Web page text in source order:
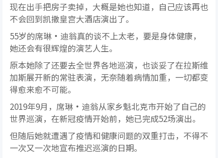
现在出手把房子卖掉，大概是她也知道，自己应该再也
不会回到凯撒皇宫大酒店演出了。
55岁的席琳·迪翁真的谈不上太老，要是身体健康，
她还会有很辉煌的演艺人生。
原本她除了还要去全世界各地巡演，也谈妥了在拉斯维
加斯展开新的常驻表演，无奈随着病情加重，一切都变
得愈来愈不可能。
2019年9月，席琳·迪翁从家乡魁北克市开始了自己的
世界巡演，在新冠疫情开始前，她已完成52场演出。
但随后她就遭遇了疫情和健康问题的双重打击，不得不
一次又一次地宣布推迟巡演的日期。